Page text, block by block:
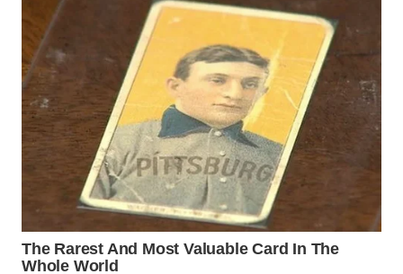
WN
SAMOSIR
PADANG
LAWAS
WN
SUMEDANG
WN
CIANJUR